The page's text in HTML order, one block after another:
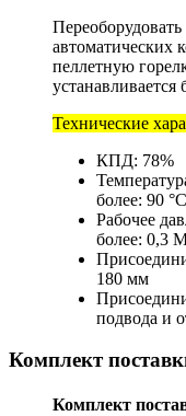
Переоборудовать
автоматических
пеллетную
устанавливается
Технические
КПД: 78%
более: 90 °C
Рабочее
более: 0,3
180 мм
подвода и
Комплект
Комплект